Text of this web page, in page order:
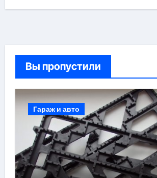
Вы пропустили
Гараж и авто